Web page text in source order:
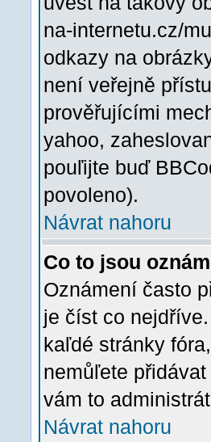
na-internetu.cz/
odkazy na
není veřejně
prověřujícími
yahoo,
pouľijte buď
povoleno).
Návrat nahoru
Co to jsou
Oznámení často
je číst co
kaľdé stránky
nemůľete
vám to
Návrat nahoru